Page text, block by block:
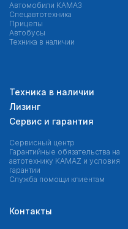
Автомобили КАМАЗ
Спецавтотехника
Прицепы
Автобусы
Техника в наличии
Техника в наличии
Лизинг
Сервис и гарантия
Сервисный центр
Гарантийные обязательства на
автотехнику KAMAZ и условия
гарантии
Служба помощи клиентам
Контакты